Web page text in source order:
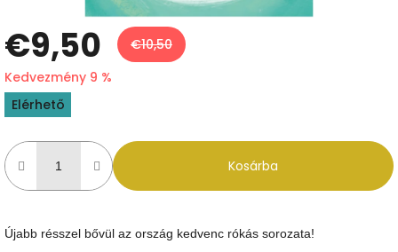
€9,50
€10,50
Kedvezmény 9 %
Egységár:
Elérhető
Kosárba
Újabb résszel bővül az ország kedvenc rókás sorozata!